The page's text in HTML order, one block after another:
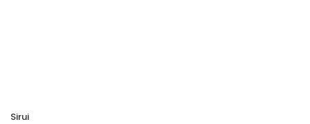
Sirui